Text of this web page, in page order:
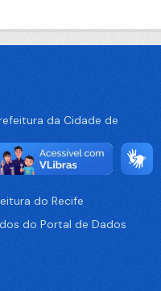
da Cidade de
Portal de Dados
do Recife
do Portal de Dados